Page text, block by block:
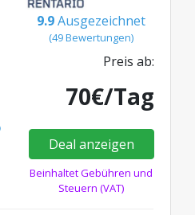
9.9Ausgezeichnet
(49 Bewertungen)
Preis ab:
70€/Tag
Deal anzeigen
Beinhaltet Gebühren und
Steuern (VAT)